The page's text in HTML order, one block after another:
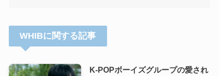
WHIBに関する記事
K-POPボーイズグループの愛され